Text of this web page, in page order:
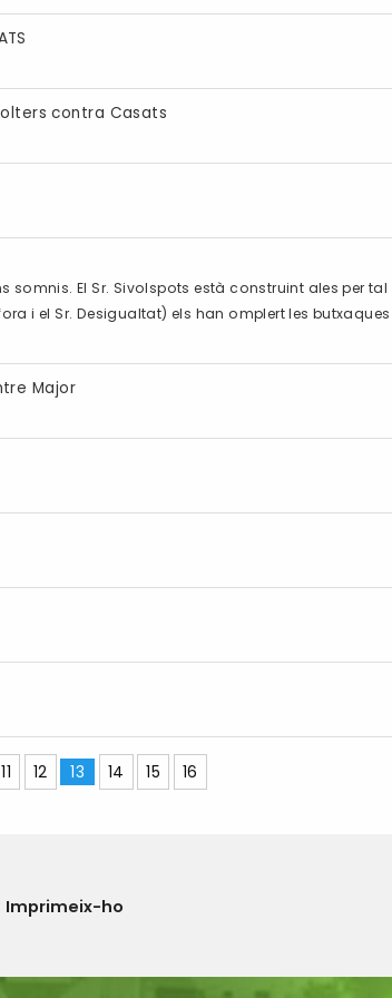
contra Casats
somnis. El Sr. Sivolspots està construint ales
i el Sr. Desigualtat) els han omplert les
Major
11 12 13 14 15 16
Imprimeix-ho